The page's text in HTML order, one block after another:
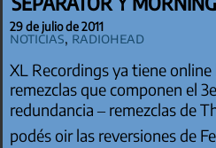
29 de julio de 2011
Noticias, Radiohead
XL Recordings ya tiene online
remezclas que componen el
redundancia – remezclas de
podés oir las reversiones de